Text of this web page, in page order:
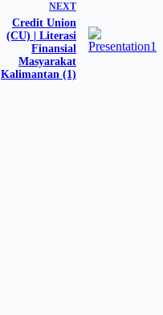
NEXT
Credit Union
(CU) | Literasi
Finansial
Masyarakat
Kalimantan (1)